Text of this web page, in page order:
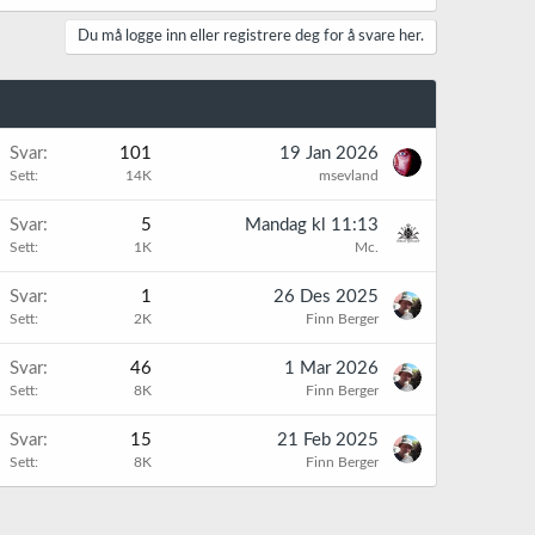
Du må logge inn eller registrere deg for å svare her.
Svar 101
Sett 14K
19 Jan 2026
msevland
Svar 5
Sett 1K
Mandag kl 11:13
Mc.
Svar 1
Sett 2K
26 Des 2025
Finn Berger
Svar 46
Sett 8K
1 Mar 2026
Finn Berger
Svar 15
Sett 8K
21 Feb 2025
Finn Berger